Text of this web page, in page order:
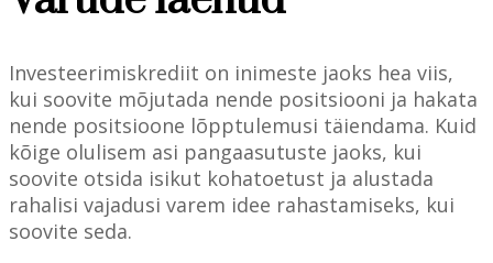
Investeerimiskrediit on inimeste jaoks hea viis,
kui soovite mõjutada nende positsiooni ja hakata
nende positsioone lõpptulemusi täiendama. Kuid
kõige olulisem asi pangaasutuste jaoks, kui
soovite otsida isikut kohatoetust ja alustada
rahalisi vajadusi varem idee rahastamiseks, kui
soovite seda.